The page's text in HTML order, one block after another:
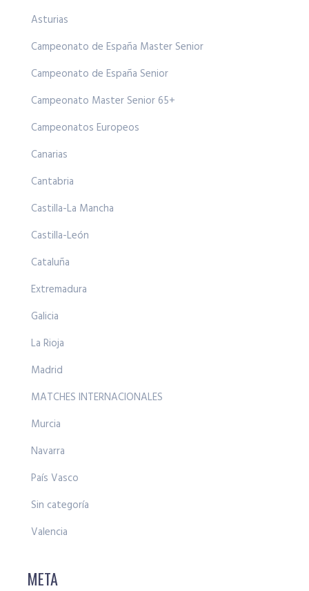
Asturias
Campeonato de España Master Senior
Campeonato de España Senior
Campeonato Master Senior 65+
Campeonatos Europeos
Canarias
Cantabria
Castilla-La Mancha
Castilla-León
Cataluña
Extremadura
Galicia
La Rioja
Madrid
MATCHES INTERNACIONALES
Murcia
Navarra
País Vasco
Sin categoría
Valencia
META